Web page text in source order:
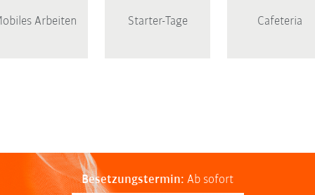
Arbeiten Starter-Tage Cafeteria
Besetzungstermin: Ab sofort